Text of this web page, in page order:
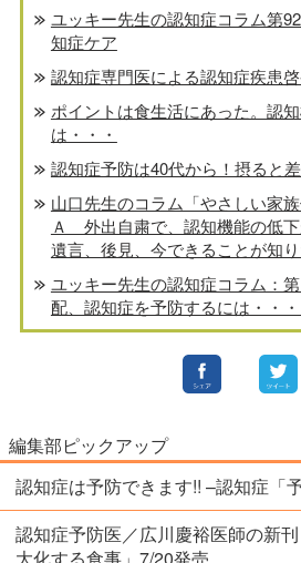
ユッキー先生の認知症コラム第
知症ケア
認知症専門医による認知症疾患
ポイントは食生活にあった。認
は・・・
認知症予防は40代から！摂ると
山口先生のコラム「やさしい家
Ａ 外出自粛で、認知機能の低下
遺言、後見、今できることが知
ユッキー先生の認知症コラム：
配、認知症を予防するには・・・
編集部ピックアップ
認知症は予防できます!! –認知症「
認知症予防医／広川慶裕医師の新